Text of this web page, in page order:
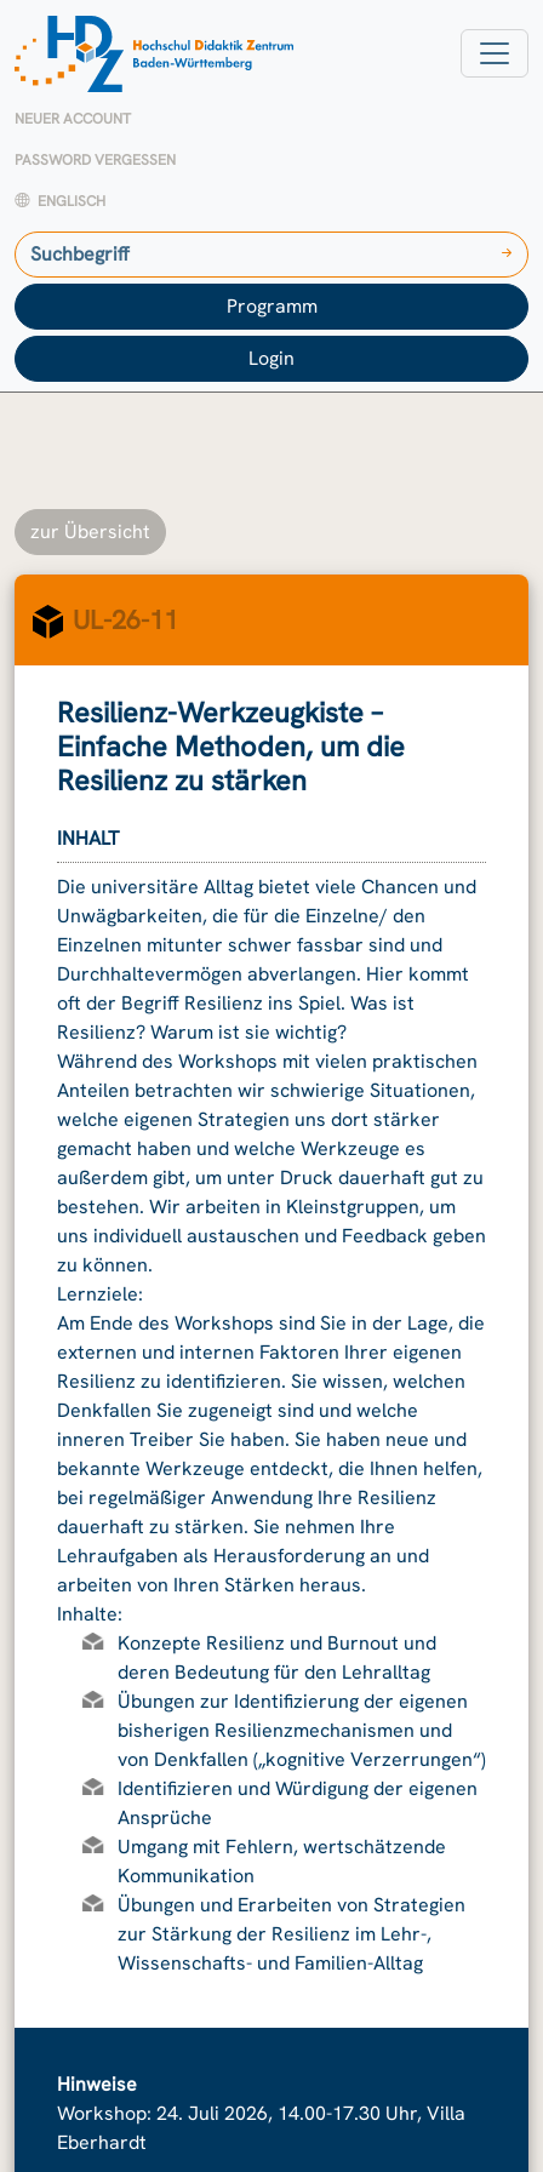
NEUER ACCOUNT
PASSWORD VERGESSEN
ENGLISCH
Programm
Login
zur Übersicht
UL-26-11
Resilienz-Werkzeugkiste –
Einfache Methoden, um die
Resilienz zu stärken
INHALT
Die universitäre Alltag bietet viele Chancen und
Unwägbarkeiten, die für die Einzelne/ den
Einzelnen mitunter schwer fassbar sind und
Durchhaltevermögen abverlangen. Hier kommt
oft der Begriff Resilienz ins Spiel. Was ist
Resilienz? Warum ist sie wichtig?
Während des Workshops mit vielen praktischen
Anteilen betrachten wir schwierige Situationen,
welche eigenen Strategien uns dort stärker
gemacht haben und welche Werkzeuge es
außerdem gibt, um unter Druck dauerhaft gut zu
bestehen. Wir arbeiten in Kleinstgruppen, um
uns individuell austauschen und Feedback geben
zu können.
Lernziele:
Am Ende des Workshops sind Sie in der Lage, die
externen und internen Faktoren Ihrer eigenen
Resilienz zu identifizieren. Sie wissen, welchen
Denkfallen Sie zugeneigt sind und welche
inneren Treiber Sie haben. Sie haben neue und
bekannte Werkzeuge entdeckt, die Ihnen helfen,
bei regelmäßiger Anwendung Ihre Resilienz
dauerhaft zu stärken. Sie nehmen Ihre
Lehraufgaben als Herausforderung an und
arbeiten von Ihren Stärken heraus.
Inhalte:
Konzepte Resilienz und Burnout und
deren Bedeutung für den Lehralltag
Übungen zur Identifizierung der eigenen
bisherigen Resilienzmechanismen und
von Denkfallen („kognitive Verzerrungen“)
Identifizieren und Würdigung der eigenen
Ansprüche
Umgang mit Fehlern, wertschätzende
Kommunikation
Übungen und Erarbeiten von Strategien
zur Stärkung der Resilienz im Lehr-,
Wissenschafts- und Familien-Alltag
Hinweise
Workshop: 24. Juli 2026, 14.00-17.30 Uhr, Villa
Eberhardt